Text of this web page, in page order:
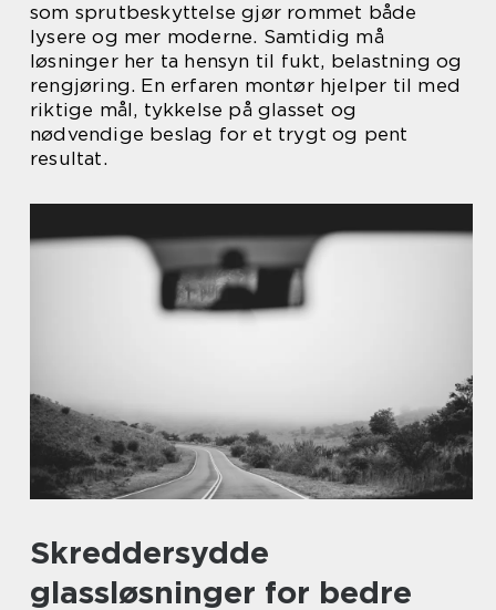
som sprutbeskyttelse gjør rommet både
lysere og mer moderne. Samtidig må
løsninger her ta hensyn til fukt, belastning og
rengjøring. En erfaren montør hjelper til med
riktige mål, tykkelse på glasset og
nødvendige beslag for et trygt og pent
resultat.
Skreddersydde
glassløsninger for bedre